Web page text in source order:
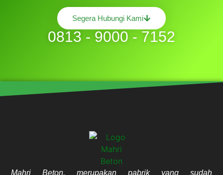
Segera Hubungi Kami
0813 - 9000 - 7152
Mahri Beton, merupakan pabrik yang sudah